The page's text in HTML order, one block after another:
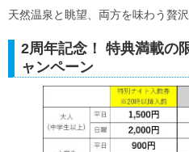
天然温泉と眺望、両方を味わう贅
2周年記念！ 特典満載の
ャンペーン